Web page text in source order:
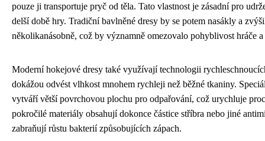
pouze ji transportuje pryč od těla. Tato vlastnost je zásadní pro
delší době hry. Tradiční bavlněné dresy by se potem nasákly a
několikanásobně, což by významně omezovalo pohyblivost hráče
Moderní hokejové dresy také využívají technologii
dokážou odvést vlhkost mnohem rychleji než běžné tkaniny.
vytváří větší povrchovou plochu pro odpařování, což urychluje
pokročilé materiály obsahují dokonce částice stříbra nebo jiné
zabraňují růstu bakterií způsobujících zápach.